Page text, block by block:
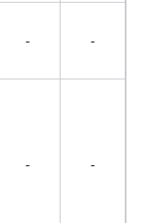
- -
- -